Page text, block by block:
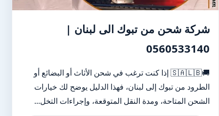
شركة شحن من تبوك الى لبنان |
0560533140
🚚🇸🇦🇱🇧 إذا كنت ترغب في شحن الأثاث أو البضائع أو
الطرود من تبوك إلى لبنان، فهذا الدليل يوضح لك خيارات
الشحن المتاحة، ومدة النقل المتوقعة، وإجراءات التخل...